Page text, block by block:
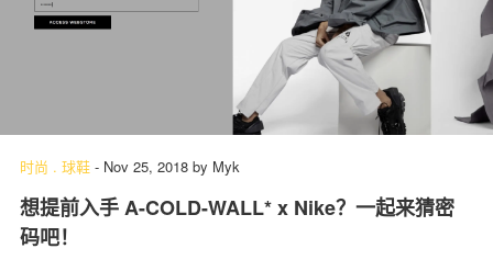
时尚 . 球鞋 - Nov 25, 2018 by Myk
想提前入手 A-COLD-WALL* x Nike？一起来猜密
码吧！